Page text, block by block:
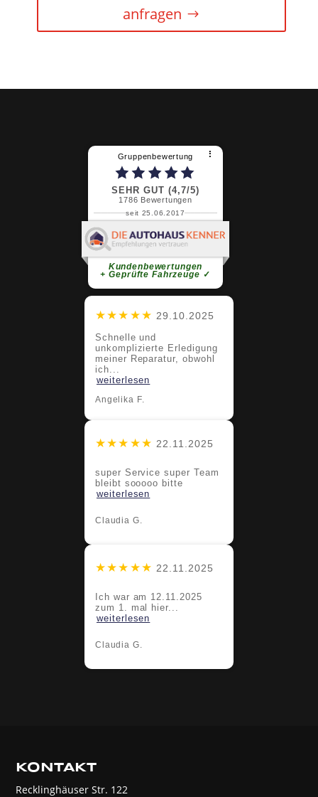
anfragen
Gruppenbewertung ⠇
SEHR GUT (4,7/5)
1786 Bewertungen
seit 25.06.2017
Kundenbewertungen
+ Geprüfte Fahrzeuge ✓
Claudia G.
super Service super Team bleibt
★★★★★ 29.10.2025
Schnelle und
unkomplizierte Erledigung
meiner Reparatur, obwohl
ich...
weiterlesen
Angelika F.
★★★★★ 22.11.2025
super Service super Team
bleibt sooooo bitte
weiterlesen
Claudia G.
★★★★★ 22.11.2025
Ich war am 12.11.2025
zum 1. mal hier...
weiterlesen
Claudia G.
KONTAKT
Recklinghäuser Str. 122